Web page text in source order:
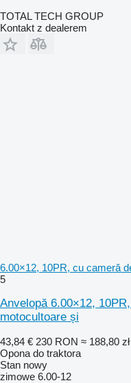
TOTAL TECH GROUP
Kontakt z dealerem
6.00×12, 10PR, cu cameră
5
Anvelopă 6.00×12,
motocultoare și
43,84 € 230 RON ≈ 188,80 zł
Opona do traktora
Stan nowy
zimowe 6.00-12